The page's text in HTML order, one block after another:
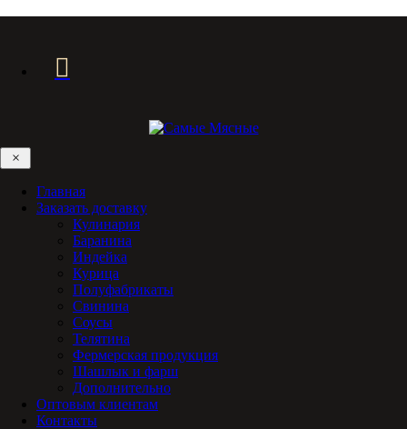
×
Главная
Заказать доставку
Кулинария
Баранина
Индейка
Курица
Полуфабрикаты
Свинина
Соусы
Телятина
Фермерская продукция
Шашлык и фарш
Дополнительно
Оптовым клиентам
Контакты